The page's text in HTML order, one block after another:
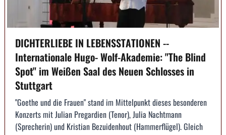
DICHTERLIEBE IN LEBENSSTATIONEN --
Internationale Hugo- Wolf-Akademie: "The Blind
Spot" im Weißen Saal des Neuen Schlosses in
Stuttgart
"Goethe und die Frauen" stand im Mittelpunkt dieses besonderen
Konzerts mit Julian Pregardien (Tenor), Julia Nachtmann
(Sprecherin) und Kristian Bezuidenhout (Hammerflügel). Gleich